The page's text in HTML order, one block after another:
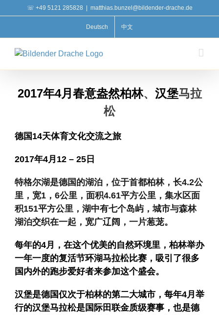
Inhalt
☏ +49 5121 285828 matthias.bunzel@bildender-drache.de
Deutsch 中文
2017年4月春意盎然柏林、 汉堡马拉
松
德国 14天体育文化交流之旅
2017年4月 12 – 25 日
特格尔湖是德国的湖泊，位于首都柏林，长4.2公
里，宽1 ， 6公里，面积4.61平方公里，集水区面
积151平方公里，湖中有七个岛屿，城市与森林
湖泊交织在一起，宽广辽阔，一片葱茏。
每年的4月，在这个优美的自然环境里，柏林举办
一年一度的复活节环湖马拉松比赛，吸引了很多
国内外的跑步爱好者来参加这个盛会。
汉堡是德国仅次于柏林的第二大城市，每年4月举
行的汉堡马拉松是国际田联金质级赛事，也是德